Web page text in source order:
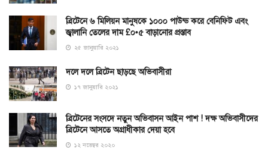
ব্রিটেনে ৬ মিলিয়ন মানুষকে ১০০০ পাউন্ড করে বেনিফিট এবং
জ্বালানি তেলের দাম £০•৫ বাড়ানোর প্রস্তাব
২৫ জানুয়ারি ২০২১
দলে দলে ব্রিটেন ছাড়ছে অভিবাসীরা
১৭ জানুয়ারি ২০২১
ব্রিটেনের সংসদে নতুন অভিবাসন আইন পাশ ! দক্ষ অভিবাসীদের
ব্রিটেনে আসতে অগ্রাধীকার দেয়া হবে
১২ নভেম্বর ২০২০